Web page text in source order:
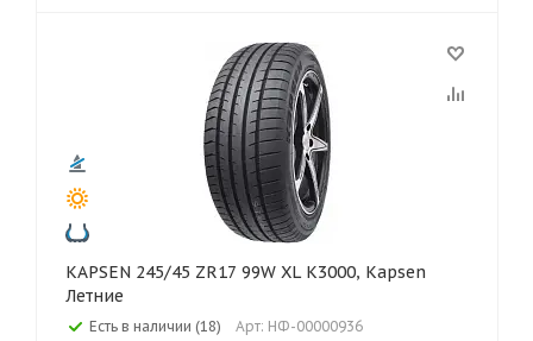
KAPSEN 245/45 ZR17 99W XL K3000, Kapsen
Летние
Есть в наличии (18) Арт: НФ-00000936